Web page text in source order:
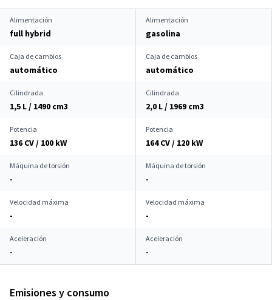
Alimentación
full hybrid
Alimentación
gasolina
Caja de cambios
automático
Caja de cambios
automático
Cilindrada
1,5 L / 1490 cm3
Cilindrada
2,0 L / 1969 cm3
Potencia
136 CV / 100 kW
Potencia
164 CV / 120 kW
Máquina de torsión
-
Máquina de torsión
-
Velocidad máxima
-
Velocidad máxima
-
Aceleración
-
Aceleración
-
Emisiones y consumo